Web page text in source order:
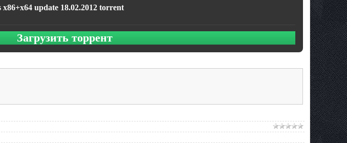
update 18.02.2012 torrent
Загрузить торрент